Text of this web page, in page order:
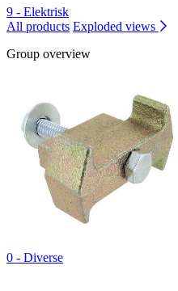
9 - Elektrisk
All products Exploded views
Group overview
0 - Diverse